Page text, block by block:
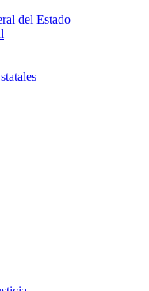
del Estado